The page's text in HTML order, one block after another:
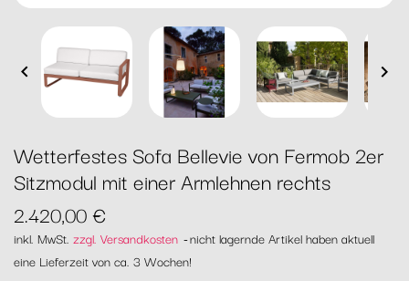
 
Wetterfestes Sofa Bellevie von Fermob 2er
Sitzmodul mit einer Armlehnen rechts
2.420,00 €
inkl. MwSt. zzgl. Versandkosten nicht lagernde Artikel haben aktuell
eine Lieferzeit von ca. 3 Wochen!